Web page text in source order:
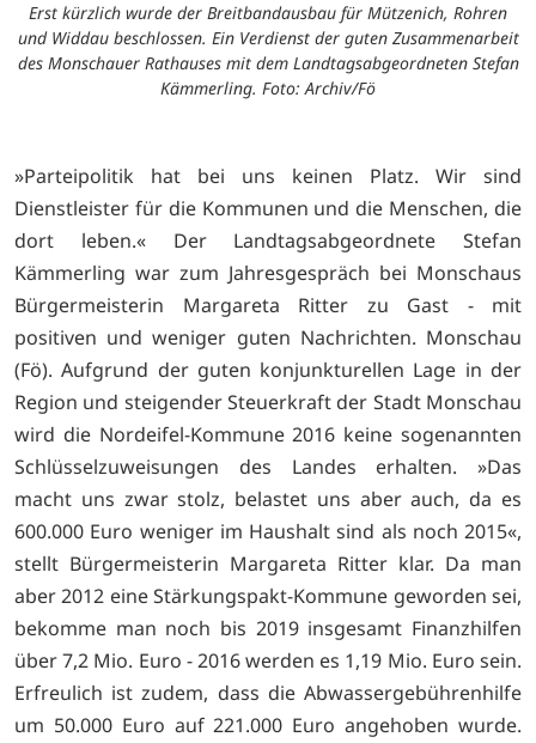
Erst kürzlich wurde der Breitbandausbau für Mützenich, Rohren
und Widdau beschlossen. Ein Verdienst der guten Zusammenarbeit
des Monschauer Rathauses mit dem Landtagsabgeordneten Stefan
Kämmerling. Foto: Archiv/Fö
»Parteipolitik hat bei uns keinen Platz. Wir sind
Dienstleister für die Kommunen und die Menschen, die
dort leben.« Der Landtagsabgeordnete Stefan
Kämmerling war zum Jahresgespräch bei Monschaus
Bürgermeisterin Margareta Ritter zu Gast - mit
positiven und weniger guten Nachrichten. Monschau
(Fö). Aufgrund der guten konjunkturellen Lage in der
Region und steigender Steuerkraft der Stadt Monschau
wird die Nordeifel-Kommune 2016 keine sogenannten
Schlüsselzuweisungen des Landes erhalten. »Das
macht uns zwar stolz, belastet uns aber auch, da es
600.000 Euro weniger im Haushalt sind als noch 2015«,
stellt Bürgermeisterin Margareta Ritter klar. Da man
aber 2012 eine Stärkungspakt-Kommune geworden sei,
bekomme man noch bis 2019 insgesamt Finanzhilfen
über 7,2 Mio. Euro - 2016 werden es 1,19 Mio. Euro sein.
Erfreulich ist zudem, dass die Abwassergebührenhilfe
um 50.000 Euro auf 221.000 Euro angehoben wurde.